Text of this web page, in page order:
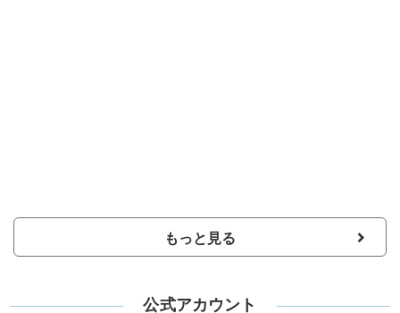
もっと見る
公式アカウント